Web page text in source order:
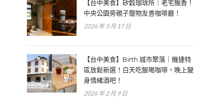
【台中美食】矽穀珈琲所｜老宅飄香！
中央公園旁親子寵物友善咖啡廳！
2026 年 3 月 17 日
【台中美食】Birth 城市聚落｜機捷特
區放鬆新選！白天吃飯喝咖啡，晚上變
身情緒酒吧！
2026 年 2 月 9 日